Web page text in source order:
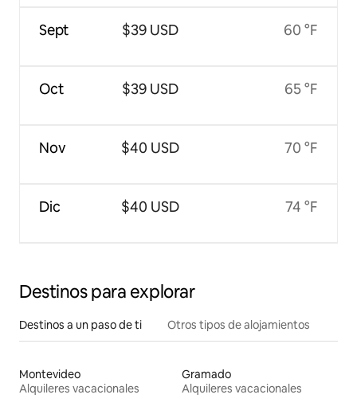
Sept
Oct
Nov
Dic
$39 USD
$39 USD
$40 USD
$40 USD
60 °F
65 °F
70 °F
74 °F
Destinos para explorar
Destinos a un paso de ti Otros tipos de alojamientos
Montevideo
Alquileres vacacionales
Gramado
Alquileres vacacionales